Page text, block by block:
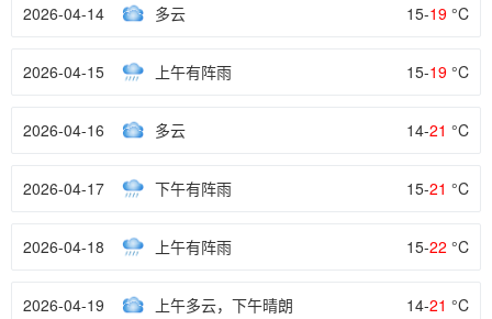
2026-04-14 多云 15-19 °C
2026-04-15 上午有阵雨 15-19 °C
2026-04-16 多云 14-21 °C
2026-04-17 下午有阵雨 15-21 °C
2026-04-18 上午有阵雨 15-22 °C
2026-04-19 上午多云，下午晴朗 14-21 °C